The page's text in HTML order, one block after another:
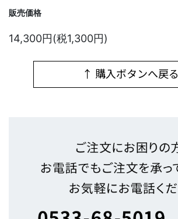
販売価格
14,300円(税1,300円)
↑ 購入ボタンへ戻る